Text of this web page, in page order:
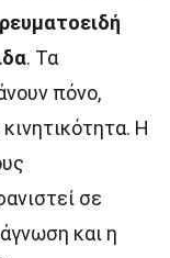
ρευματοειδή
. Τα
πόνο,
Η
σε
και η